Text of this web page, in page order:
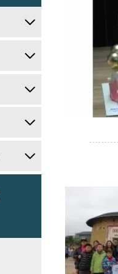




